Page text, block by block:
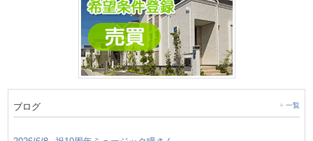
ブログ 一覧